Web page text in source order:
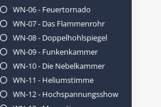
WN-06 - Feuertornado
WN-07 - Das Flammenrohr
WN-08 - Doppelhohlspiegel
WN-09 - Funkenkammer
WN-10 - Die Nebelkammer
WN-11 - Heliumstimme
WN-12 - Hochspannungsshow